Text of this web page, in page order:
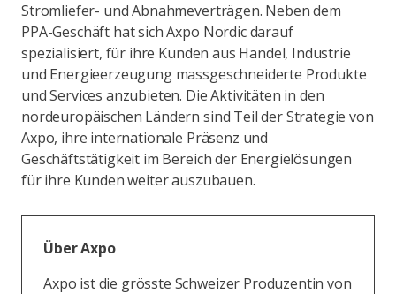
Stromliefer- und Abnahmeverträgen. Neben dem
PPA-Geschäft hat sich Axpo Nordic darauf
spezialisiert, für ihre Kunden aus Handel, Industrie
und Energieerzeugung massgeschneiderte Produkte
und Services anzubieten. Die Aktivitäten in den
nordeuropäischen Ländern sind Teil der Strategie von
Axpo, ihre internationale Präsenz und
Geschäftstätigkeit im Bereich der Energielösungen
für ihre Kunden weiter auszubauen.
Über Axpo
Axpo ist die grösste Schweizer Produzentin von